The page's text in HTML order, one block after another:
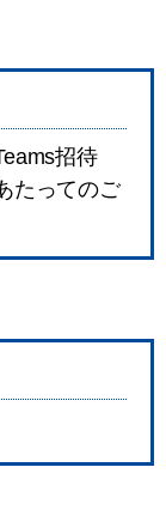
招待
たってのご